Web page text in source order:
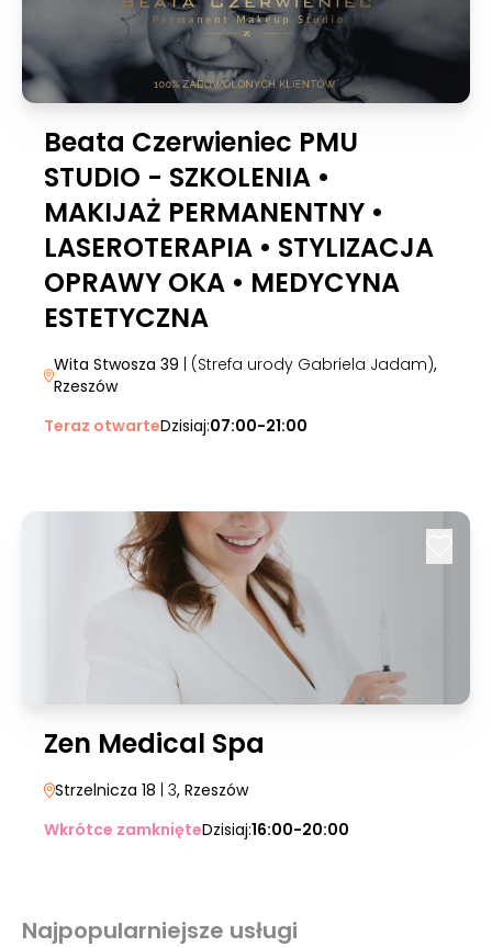
Beata Czerwieniec PMU
STUDIO - SZKOLENIA •
MAKIJAŻ PERMANENTNY •
LASEROTERAPIA • STYLIZACJA
OPRAWY OKA • MEDYCYNA
ESTETYCZNA
Wita Stwosza 39 | (Strefa urody Gabriela Jadam),
Rzeszów
Teraz otwarteDzisiaj:07:00-21:00
Zen Medical Spa
Strzelnicza 18 | 3, Rzeszów
Wkrótce zamknięteDzisiaj:16:00-20:00
Najpopularniejsze usługi